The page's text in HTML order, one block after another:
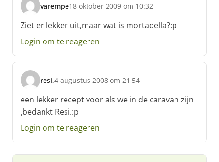
varempe
s
c
h
r
e
f
:
18 oktober 2009 om 10:32
Ziet er lekker uit,maar wat is mortadella?:p
Login om te reageren
resi,
s
h
r
e
:
4 augustus 2008 om 21:54
een lekker recept voor als we in de caravan zijn
,bedankt Resi.:p
Login om te reageren